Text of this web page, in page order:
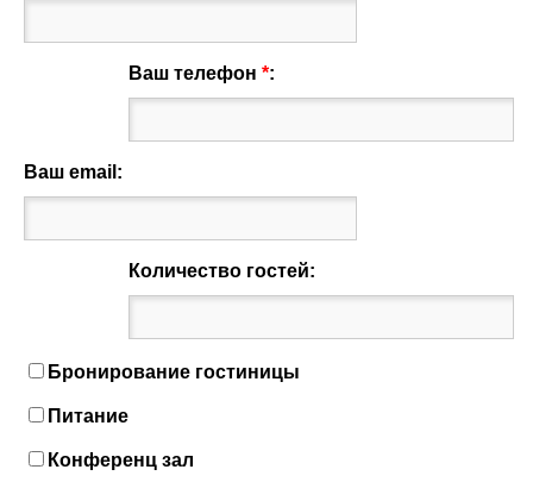
Ваш телефон*:
Ваш email:
Количество гостей:
Бронирование гостиницы
Питание
Конференц зал